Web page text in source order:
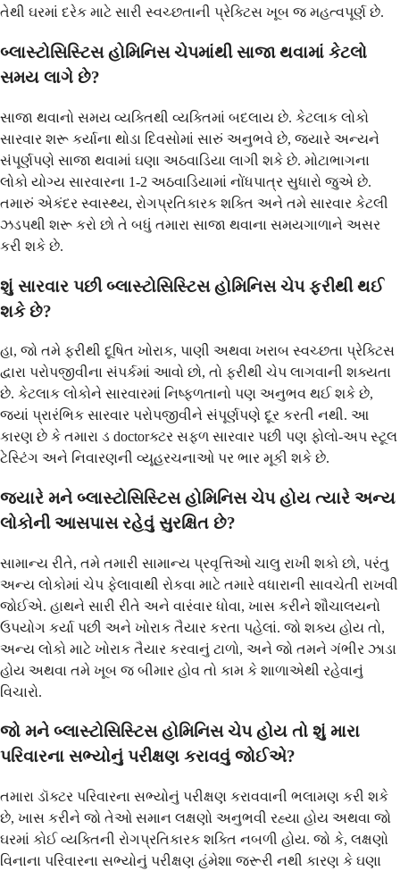
તેથી ઘરમાં દરેક માટે સારી સ્વચ્છતાની પ્રેક્ટિસ ખૂબ જ મહત્વપૂર્ણ છે.
બ્લાસ્ટોસિસ્ટિસ હોમિનિસ ચેપમાંથી સાજા થવામાં કેટલો
સમય લાગે છે?
સાજા થવાનો સમય વ્યક્તિથી વ્યક્તિમાં બદલાય છે. કેટલાક લોકો
સારવાર શરૂ કર્યાના થોડા દિવસોમાં સારું અનુભવે છે, જ્યારે અન્યને
સંપૂર્ણપણે સાજા થવામાં ઘણા અઠવાડિયા લાગી શકે છે. મોટાભાગના
લોકો યોગ્ય સારવારના 1-2 અઠવાડિયામાં નોંધપાત્ર સુધારો જુએ છે.
તમારું એકંદર સ્વાસ્થ્ય, રોગપ્રતિકારક શક્તિ અને તમે સારવાર કેટલી
ઝડપથી શરૂ કરો છો તે બધું તમારા સાજા થવાના સમયગાળાને અસર
કરી શકે છે.
શું સારવાર પછી બ્લાસ્ટોસિસ્ટિસ હોમિનિસ ચેપ ફરીથી થઈ
શકે છે?
હા, જો તમે ફરીથી દૂષિત ખોરાક, પાણી અથવા ખરાબ સ્વચ્છતા પ્રેક્ટિસ
દ્વારા પરોપજીવીના સંપર્કમાં આવો છો, તો ફરીથી ચેપ લાગવાની શક્યતા
છે. કેટલાક લોકોને સારવારમાં નિષ્ફળતાનો પણ અનુભવ થઈ શકે છે,
જ્યાં પ્રારંભિક સારવાર પરોપજીવીને સંપૂર્ણપણે દૂર કરતી નથી. આ
કારણ છે કે તમારા ડ doctorક્ટર સફળ સારવાર પછી પણ ફોલો-અપ સ્ટૂલ
ટેસ્ટિંગ અને નિવારણની વ્યૂહરચનાઓ પર ભાર મૂકી શકે છે.
જ્યારે મને બ્લાસ્ટોસિસ્ટિસ હોમિનિસ ચેપ હોય ત્યારે અન્ય
લોકોની આસપાસ રહેવું સુરક્ષિત છે?
સામાન્ય રીતે, તમે તમારી સામાન્ય પ્રવૃત્તિઓ ચાલુ રાખી શકો છો, પરંતુ
અન્ય લોકોમાં ચેપ ફેલાવાથી રોકવા માટે તમારે વધારાની સાવચેતી રાખવી
જોઈએ. હાથને સારી રીતે અને વારંવાર ધોવા, ખાસ કરીને શૌચાલયનો
ઉપયોગ કર્યા પછી અને ખોરાક તૈયાર કરતા પહેલાં. જો શક્ય હોય તો,
અન્ય લોકો માટે ખોરાક તૈયાર કરવાનું ટાળો, અને જો તમને ગંભીર ઝાડા
હોય અથવા તમે ખૂબ જ બીમાર હોવ તો કામ કે શાળાએથી રહેવાનું
વિચારો.
જો મને બ્લાસ્ટોસિસ્ટિસ હોમિનિસ ચેપ હોય તો શું મારા
પરિવારના સભ્યોનું પરીક્ષણ કરાવવું જોઈએ?
તમારા ડૉક્ટર પરિવારના સભ્યોનું પરીક્ષણ કરાવવાની ભલામણ કરી શકે
છે, ખાસ કરીને જો તેઓ સમાન લક્ષણો અનુભવી રહ્યા હોય અથવા જો
ઘરમાં કોઈ વ્યક્તિની રોગપ્રતિકારક શક્તિ નબળી હોય. જો કે, લક્ષણો
વિનાના પરિવારના સભ્યોનું પરીક્ષણ હંમેશા જરૂરી નથી કારણ કે ઘણા